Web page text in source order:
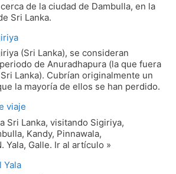
de la ciudad de Dambulla, en la
Sri Lanka.
(Sri Lanka), se consideran
de Anuradhapura (la que fuera
Lanka). Cubrían originalmente un
la mayoría de ellos se han perdido.
viaje
Sri Lanka, visitando Sigiriya,
Kandy, Pinnawala,
Yala, Galle. Ir al artículo »
Yala